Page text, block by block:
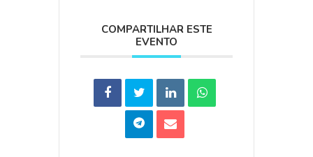
COMPARTILHAR ESTE
EVENTO